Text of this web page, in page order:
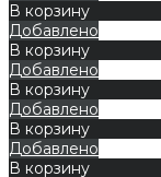
В корзину
Добавлено
В корзину
Добавлено
В корзину
Добавлено
В корзину
Добавлено
В корзину